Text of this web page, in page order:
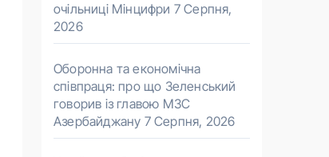
очільниці Мінцифри 7 Серпня,
2026
Оборонна та економічна
співпраця: про що Зеленський
говорив із главою МЗС
Азербайджану 7 Серпня, 2026